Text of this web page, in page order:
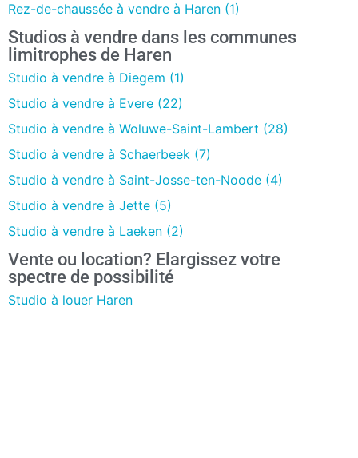
Rez-de-chaussée à vendre à Haren (1)
Studios à vendre dans les communes
limitrophes de Haren
Studio à vendre à Diegem (1)
Studio à vendre à Evere (22)
Studio à vendre à Woluwe-Saint-Lambert (28)
Studio à vendre à Schaerbeek (7)
Studio à vendre à Saint-Josse-ten-Noode (4)
Studio à vendre à Jette (5)
Studio à vendre à Laeken (2)
Vente ou location? Elargissez votre
spectre de possibilité
Studio à louer Haren